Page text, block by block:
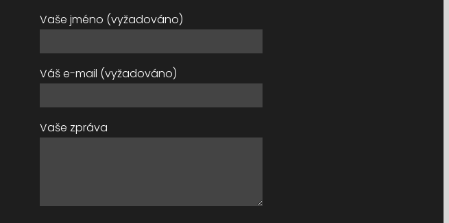
Vaše jméno (vyžadováno)
Váš e-mail (vyžadováno)
Vaše zpráva